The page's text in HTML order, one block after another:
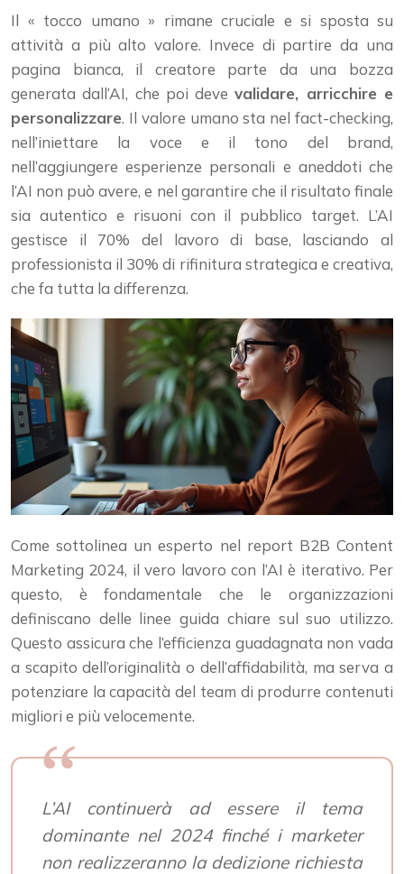
Il « tocco umano » rimane cruciale e si sposta su
attività a più alto valore. Invece di partire da una
pagina bianca, il creatore parte da una bozza
generata dall’AI, che poi devevalidare, arricchire e
personalizzare. Il valore umano sta nel fact-checking,
nell’iniettare la voce e il tono del brand,
nell’aggiungere esperienze personali e aneddoti che
l’AI non può avere, e nel garantire che il risultato finale
sia autentico e risuoni con il pubblico target. L’AI
gestisce il 70% del lavoro di base, lasciando al
professionista il 30% di rifinitura strategica e creativa,
che fa tutta la differenza.
Come sottolinea un esperto nel report B2B Content
Marketing 2024, il vero lavoro con l’AI è iterativo. Per
questo, è fondamentale che le organizzazioni
definiscano delle linee guida chiare sul suo utilizzo.
Questo assicura che l’efficienza guadagnata non vada
a scapito dell’originalità o dell’affidabilità, ma serva a
potenziare la capacità del team di produrre contenuti
migliori e più velocemente.
L’AI continuerà ad essere il tema
dominante nel 2024 finché i marketer
non realizzeranno la dedizione richiesta